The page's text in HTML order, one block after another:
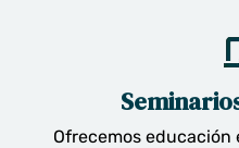
Ofrecemos educación